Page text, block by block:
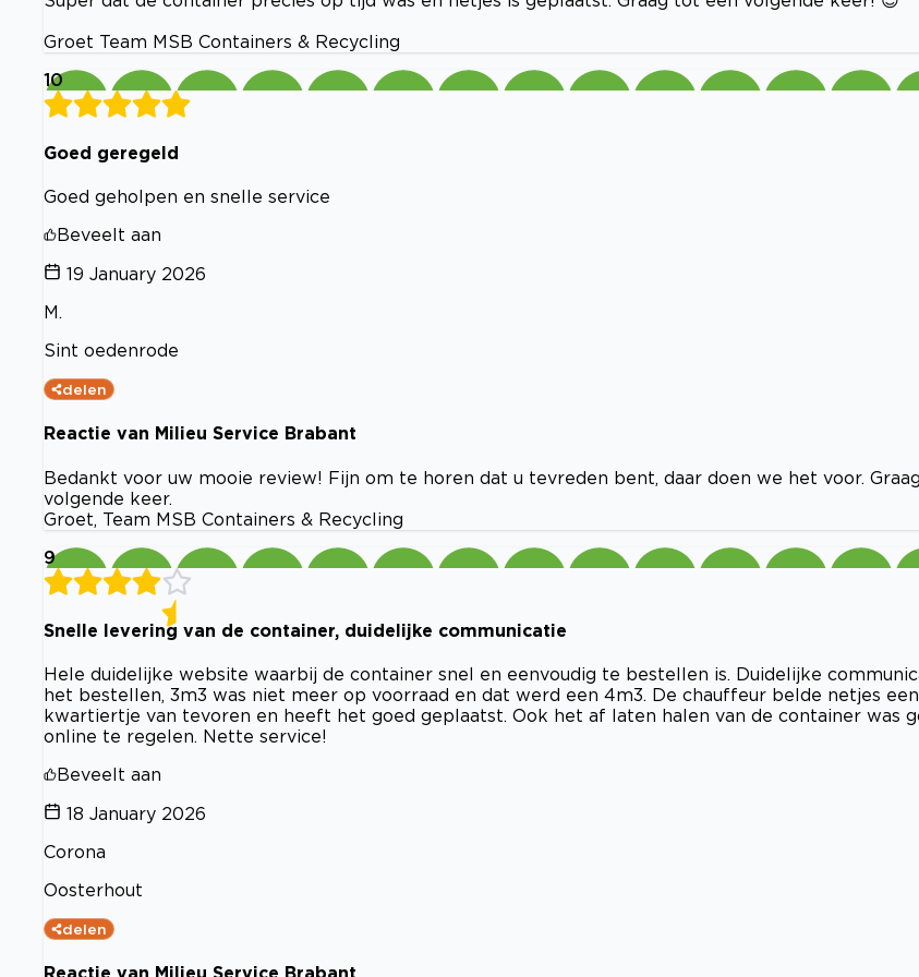
Groet Team MSB Containers & Recycling
10
Goed geregeld
Goed geholpen en snelle service
Beveelt aan
19 January 2026
M.
Sint oedenrode
delen
Reactie van Milieu Service Brabant
Bedankt voor uw mooie review! Fijn om te horen dat u tevreden bent, daar doen we het voor.
volgende keer.
Groet, Team MSB Containers & Recycling
9
Snelle levering van de container, duidelijke communicatie
Hele duidelijke website waarbij de container snel en eenvoudig te bestellen is. Duidelijke
het bestellen, 3m3 was niet meer op voorraad en dat werd een 4m3. De chauffeur belde netjes een
kwartiertje van tevoren en heeft het goed geplaatst. Ook het af laten halen van de container was
online te regelen. Nette service!
Beveelt aan
18 January 2026
Corona
Oosterhout
delen